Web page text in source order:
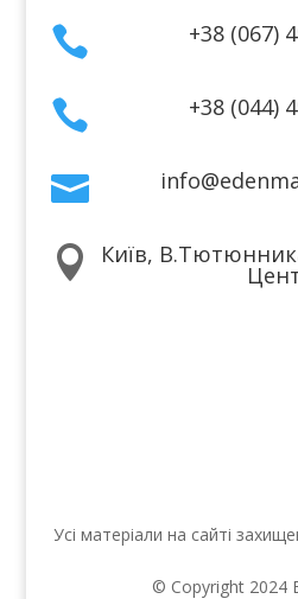
 +38 (067)
 +38 (044)

 Київ,
Усі матеріали на сайті
© Copyright 2024